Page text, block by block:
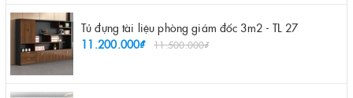
Tủ đựng tài liệu phòng giám đốc 3m2 - TL 27
11.200.000₫
11.500.000₫